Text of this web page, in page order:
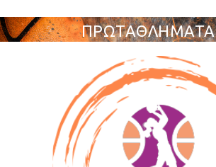
ΠΡΩΤΑΘΛΗΜΑΤΑ